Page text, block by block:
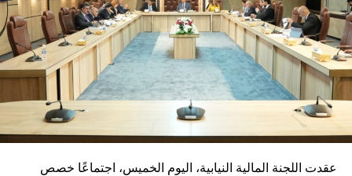
عقدت اللجنة المالية النيابية، اليوم الخميس، اجتماعًا خصص